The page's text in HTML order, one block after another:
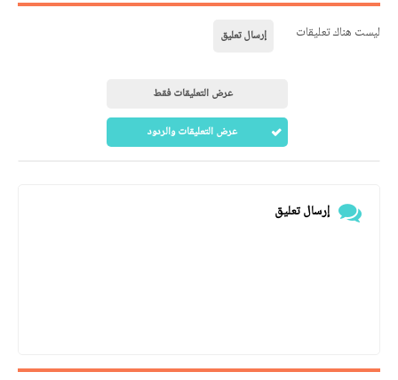
ليست هناك تعليقات إرسال تعليق
عرض التعليقات فقط
عرض التعليقات والردود
إرسال تعليق